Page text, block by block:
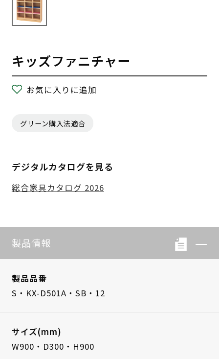
キッズファニチャー
お気に入りに追加
グリーン購入法適合
デジタルカタログを見る
総合家具カタログ 2026
製品情報
製品品番
S・KX-D501A・SB・12
サイズ(mm)
W900・D300・H900